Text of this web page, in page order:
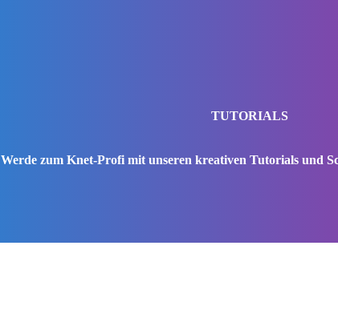
TUTORIALS
Werde zum Knet-Profi mit unseren kreativen Tutorials und